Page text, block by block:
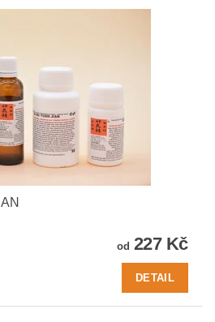
od 227 Kč
DETAIL